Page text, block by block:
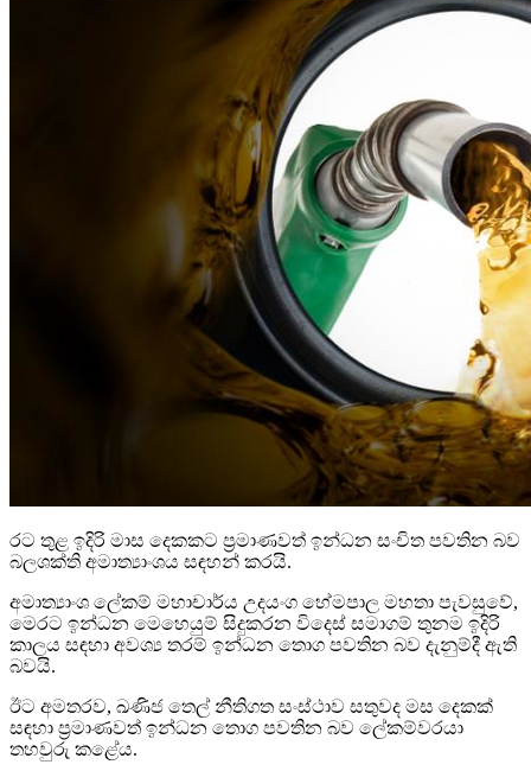
රට තුළ ඉදිරි මාස දෙකකට ප්‍රමාණවත් ඉන්ධන සංචිත පවතින බව
බලශක්ති අමාත්‍යාංශය සඳහන් කරයි.
අමාත්‍යාංශ ලේකම් මහාචාර්ය උදයංග හේමපාල මහතා පැවසුවේ,
මෙරට ඉන්ධන මෙහෙයුම් සිදුකරන විදෙස් සමාගම් තුනම ඉදිරි
කාලය සඳහා අවශ්‍ය තරම් ඉන්ධන තොග පවතින බව දැනුම්දී ඇති
බවයි.
ඊට අමතරව, ඛණිජ තෙල් නීතිගත සංස්ථාව සතුවද මස දෙකක්
සඳහා ප්‍රමාණවත් ඉන්ධන තොග පවතින බව ලේකම්වරයා
තහවුරු කළේය.